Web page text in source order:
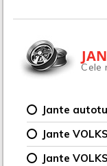
Cele
Jante
Jante
Jante